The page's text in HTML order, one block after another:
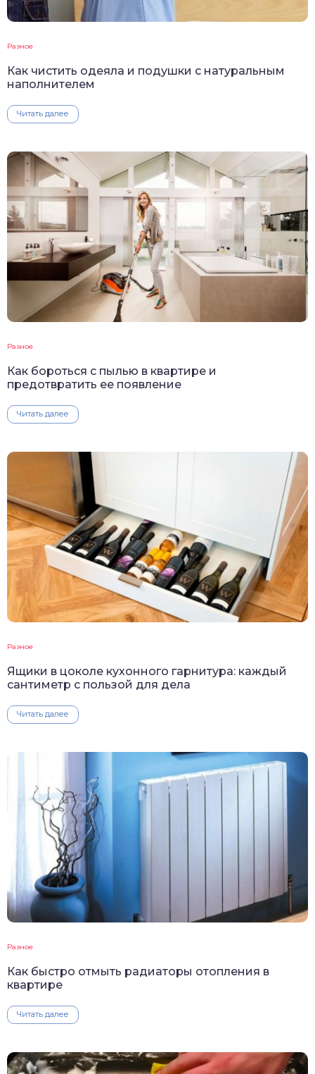
Разное
Как чистить одеяла и подушки с натуральным
наполнителем
Читать далее
Разное
Как бороться с пылью в квартире и
предотвратить ее появление
Читать далее
Разное
Ящики в цоколе кухонного гарнитура: каждый
сантиметр с пользой для дела
Читать далее
Разное
Как быстро отмыть радиаторы отопления в
квартире
Читать далее